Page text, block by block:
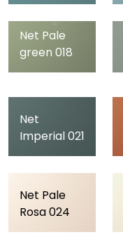
Net Pale
green 018
Net
Imperial 021
Net Pale
Rosa 024